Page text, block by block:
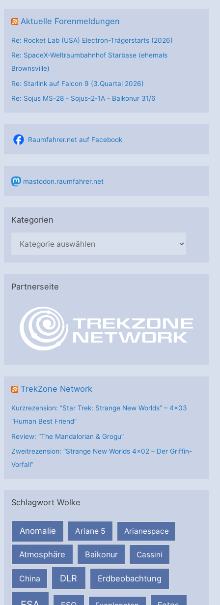
Aktuelle Forenmeldungen
Re: Rocket Lab (USA) Electron-Trägerstarts (2026)
Re: SpaceX-Weltraumbahnhof Starbase (ehemals
Brownsville)
Re: Starlink auf Falcon 9 (3.Quartal 2026)
Re: Sojus MS-28 - Sojus-2-1А - Baikonur 31/6
Raumfahrer.net auf Facebook
mastodon.raumfahrer.net
Kategorien
g
Partnerseite
TrekZone Network
Kurzrezension: “Star Trek: Strange New Worlds” – 4×03
“Human Best Friend”
Review: “The Mandalorian & Grogu”
Zweitrezension: “Strange New Worlds 4×02 – Der Griffin-
Vorfall”
Schlagwort Wolke
Anomalie Ariane 5 Arianespace
Atmosphäre Baikonur Cassini
China DLR Erdbeobachtung